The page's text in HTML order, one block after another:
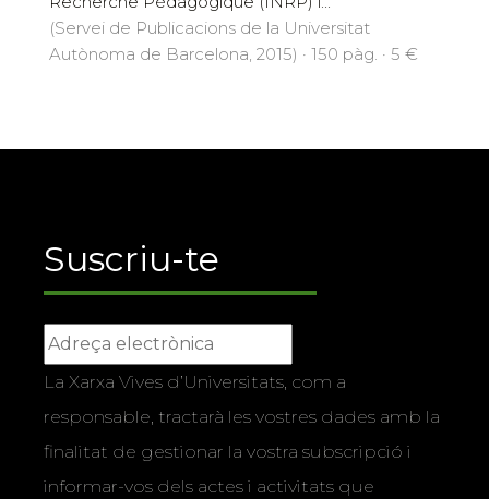
(Servei de Publicacions de la Universitat
Autònoma de Barcelona, 2015) · 150 pàg. · 5 €
Suscriu-te
La Xarxa Vives d’Universitats, com a
responsable, tractarà les vostres dades amb la
finalitat de gestionar la vostra subscripció i
informar-vos dels actes i activitats que